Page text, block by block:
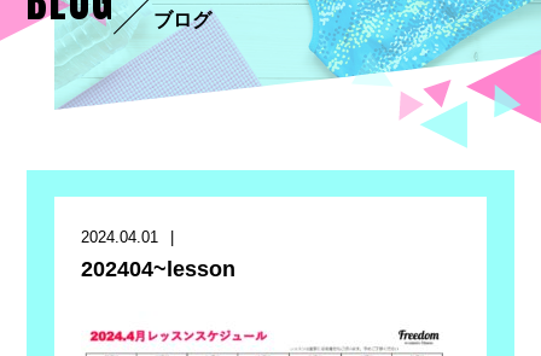
ブログ
2024.04.01
202404~lesson